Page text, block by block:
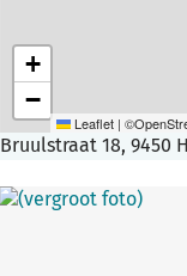
+
−
Leaflet | ©
Bruulstraat 18, 9450